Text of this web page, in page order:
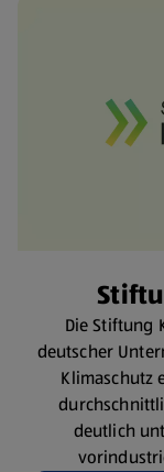
Die Stiftung
deutscher
Klimaschutz
deutlich